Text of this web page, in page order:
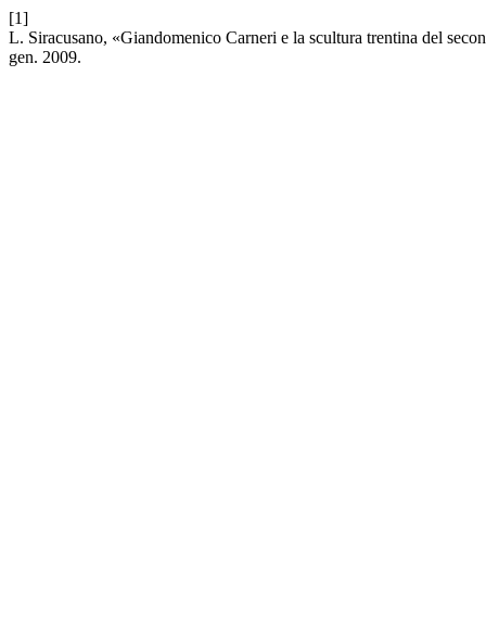
[1]
L. Siracusano, «Giandomenico Carneri e la scultura trentina del
gen. 2009.